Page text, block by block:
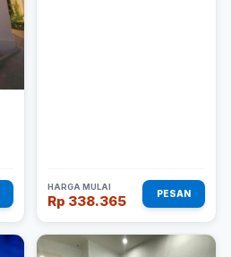
HARGA MULAI
Rp 338.365 PESAN